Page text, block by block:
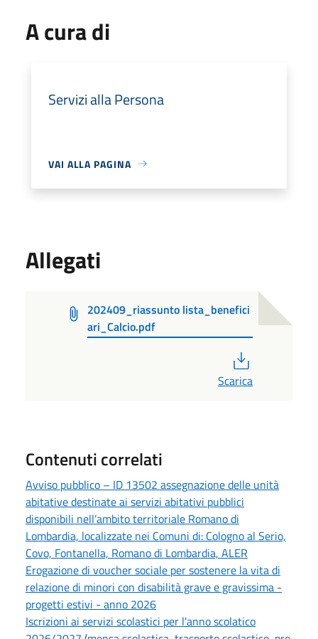
A cura di
Servizi alla Persona
VAI ALLA PAGINA
Allegati
202409_riassunto lista_benefici
ari_Calcio.pdf
Scarica
Contenuti correlati
Avviso pubblico – ID 13502 assegnazione delle unità
abitative destinate ai servizi abitativi pubblici
disponibili nell’ambito territoriale Romano di
Lombardia, localizzate nei Comuni di: Cologno al Serio,
Covo, Fontanella, Romano di Lombardia, ALER
Erogazione di voucher sociale per sostenere la vita di
relazione di minori con disabilità grave e gravissima -
progetti estivi - anno 2026
Iscrizioni ai servizi scolastici per l'anno scolatico